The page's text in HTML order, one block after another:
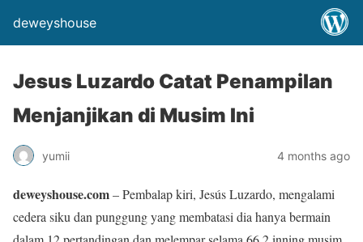
deweyshouse
Jesus Luzardo Catat Penampilan
Menjanjikan di Musim Ini
yumii 4 months ago
deweyshouse.com– Pembalap kiri, Jesús Luzardo, mengalami
cedera siku dan punggung yang membatasi dia hanya bermain